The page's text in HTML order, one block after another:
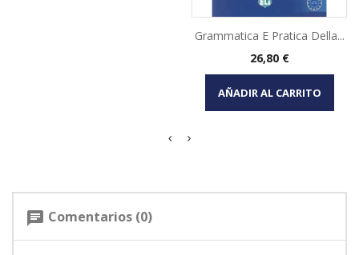
Grammatica E Pratica Della...
Precio
26,80 €
AÑADIR AL CARRITO
chat Comentarios (0)